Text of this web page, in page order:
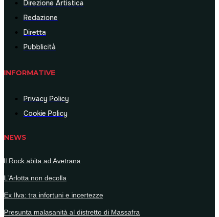
Direzione Artistica
Redazione
Diretta
Pubblicità
INFORMATIVE
Privacy Policy
Cookie Policy
NEWS
ll Rock abita ad Avetrana
L’Arlotta non decolla
Ex Ilva: tra infortuni e incertezze
Presunta malasanità al distretto di Massafra